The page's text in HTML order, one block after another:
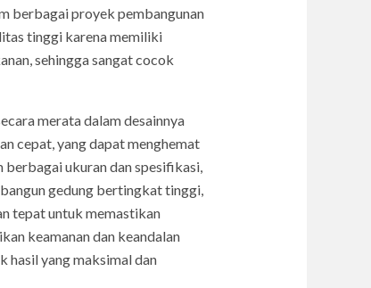
berbagai proyek pembangunan
tinggi karena memiliki
sehingga sangat cocok
merata dalam desainnya
cepat, yang dapat menghemat
berbagai ukuran dan spesifikasi,
gedung bertingkat tinggi,
tepat untuk memastikan
keamanan dan keandalan
hasil yang maksimal dan